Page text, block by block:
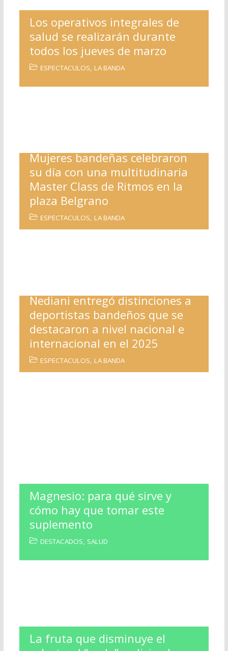
Los operativos integrales de
salud se realizarán durante
todos los jueves de marzo
ESPECTACULOS, LA BANDA
Mujeres bandeñas celebraron
su día con una multitudinaria
Master Class de Ritmos en la
plaza Belgrano
ESPECTACULOS, LA BANDA
Nediani entregó distinciones a
deportistas bandeños que se
destacaron a nivel nacional e
internacional en el 2025
ESPECTACULOS, LA BANDA
Magnesio: para qué sirve y
cómo hay que tomar este
suplemento
DESTACADOS, SALUD
La fruta que disminuye el